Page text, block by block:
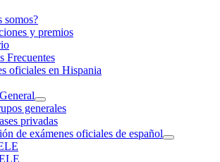
somos?
y premios
Frecuentes
oficiales en Hispania
generales
privadas
de exámenes oficiales de español